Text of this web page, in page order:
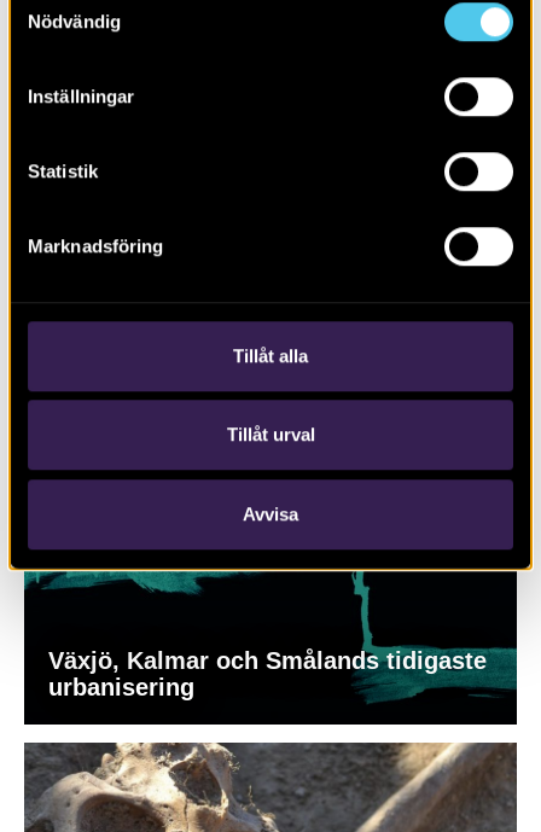
Nödvändig
Inställningar
Statistik
Marknadsföring
Tillåt alla
Tillåt urval
Avvisa
Växjö, Kalmar och Smålands tidigaste
urbanisering